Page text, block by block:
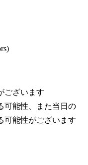
ございます
可能性、また当日の
可能性がございます